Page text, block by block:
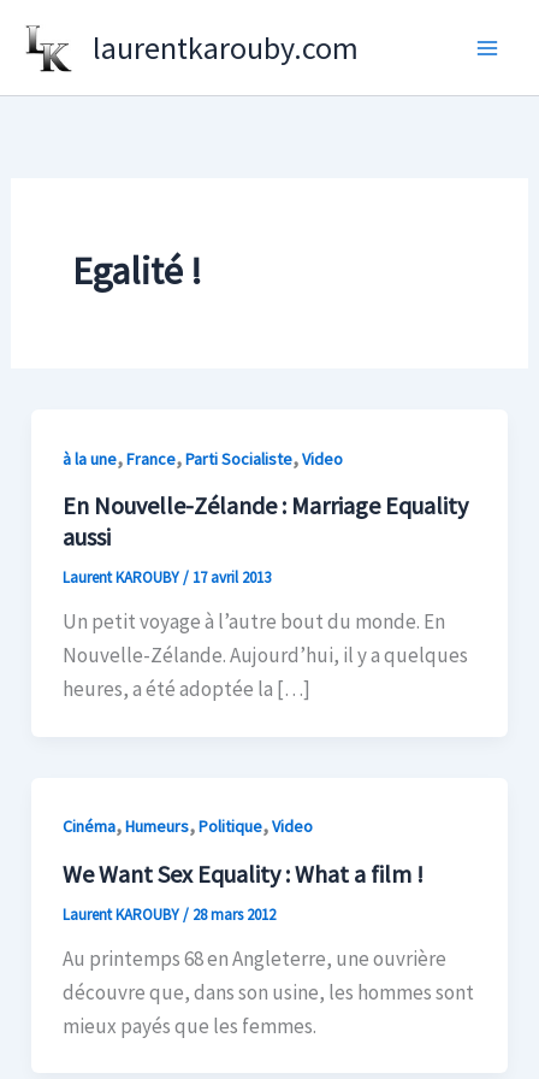
laurentkarouby.com
Egalité !
à la une,France,Parti Socialiste,Video
En Nouvelle-Zélande : Marriage Equality
aussi
Laurent KAROUBY/ 17 avril 2013
Un petit voyage à l’autre bout du monde. En
Nouvelle-Zélande. Aujourd’hui, il y a quelques
heures, a été adoptée la […]
Cinéma,Humeurs,Politique,Video
We Want Sex Equality : What a film !
Laurent KAROUBY/ 28 mars 2012
Au printemps 68 en Angleterre, une ouvrière
découvre que, dans son usine, les hommes sont
mieux payés que les femmes.